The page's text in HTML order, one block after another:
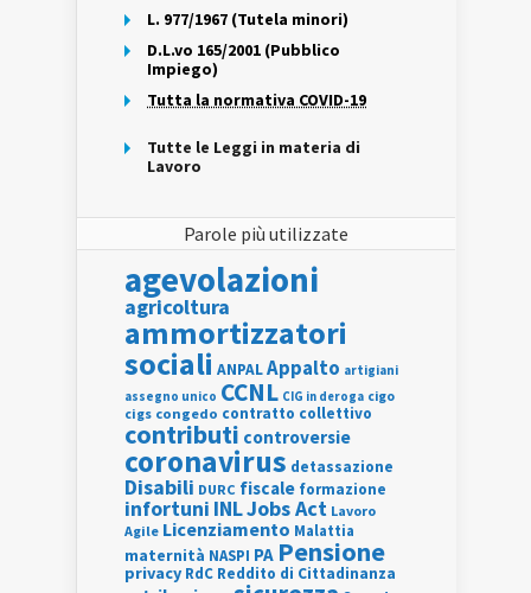
L. 977/1967 (Tutela minori)
D.L.vo 165/2001 (Pubblico
Impiego)
Tutta la normativa COVID-19
Tutte le Leggi in materia di
Lavoro
Parole più utilizzate
agevolazioni
agricoltura
ammortizzatori
sociali ANPALAppalto artigiani
assegno unico CCNL CIG in deroga cigo
cigs congedo contratto collettivo
contributi controversie
coronavirus detassazione
Disabili DURC fiscale formazione
infortuni INLJobs Act Lavoro
Agile Licenziamento Malattia
maternità NASPI PA Pensione
privacy RdC Reddito di Cittadinanza